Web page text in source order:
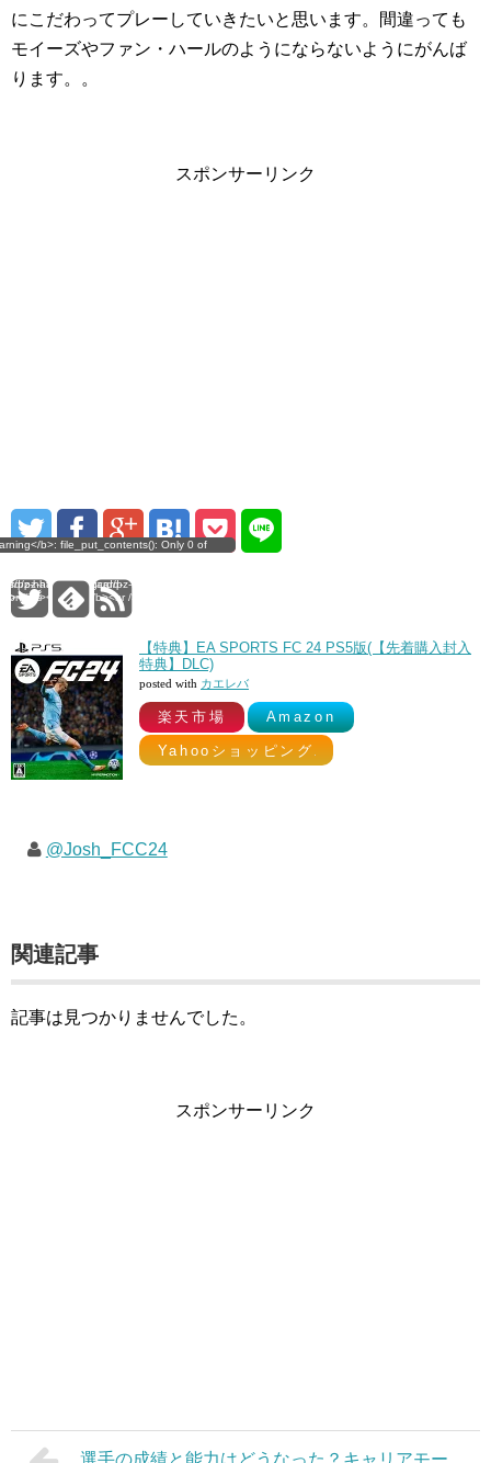
にこだわってプレーしていきたいと思います。間違っても
モイーズやファン・ハールのようにならないようにがんば
ります。。
スポンサーリンク
Only 0 of
pz-hatenablogcard-
/> 0
0
b>: file_put_contents(): Only 0 of
pz-hatenablogcard/pz-hatenablogcard-
on line <b>305</b><br /> 0
【特典】EA SPORTS FC 24 PS5版(【先着購入封入
特典】DLC)
posted with カエレバ
楽天市場 Amazon
Yahooショッピング
@Josh_FCC24
関連記事
記事は見つかりませんでした。
スポンサーリンク
選手の成績と能力はどうなった？キャリアモー